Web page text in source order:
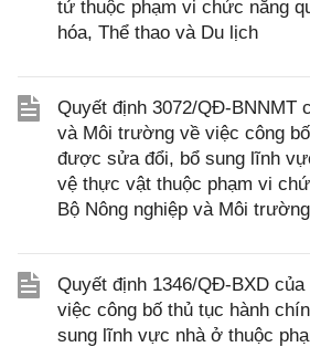
tử thuộc phạm vi chức năng
hóa, Thể thao và Du lịch
Quyết định 3072/QĐ-BNNMT
và Môi trường về việc công
được sửa đổi, bổ sung lĩnh
vệ thực vật thuộc phạm vi
Bộ Nông nghiệp và Môi trường
Quyết định 1346/QĐ-BXD
việc công bố thủ tục hành
sung lĩnh vực nhà ở thuộc